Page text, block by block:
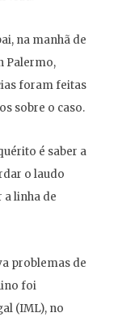
na manhã de
Palermo,
foram feitas
sobre o caso.
é saber a
o laudo
a linha de
problemas de
foi
(IML), no